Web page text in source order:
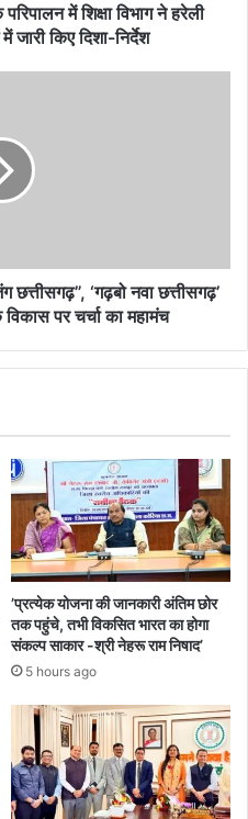
में शिक्षा विभाग ने हरेली
किए दिशा-निर्देश
‘गढ़बो नवा छत्तीसगढ़’
पर चर्चा का महामंच
’प्रत्येक योजना की जानकारी अंतिम छोर
तक पहुंचे, तभी विकसित भारत का होगा
संकल्प साकार -श्री नेहरू राम निषाद’
5 hours ago